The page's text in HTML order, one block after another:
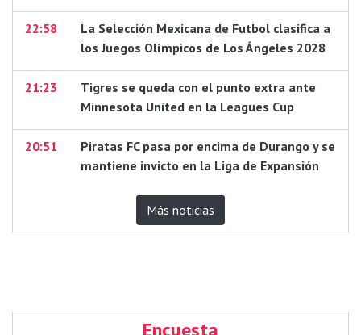
22:58
La Selección Mexicana de Futbol clasifica a
los Juegos Olímpicos de Los Ángeles 2028
21:23
Tigres se queda con el punto extra ante
Minnesota United en la Leagues Cup
20:51
Piratas FC pasa por encima de Durango y se
mantiene invicto en la Liga de Expansión
Más noticias
Encuesta